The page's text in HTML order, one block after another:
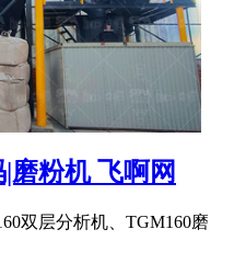
磨粉机 飞啊网
双层分析机、TGM160磨